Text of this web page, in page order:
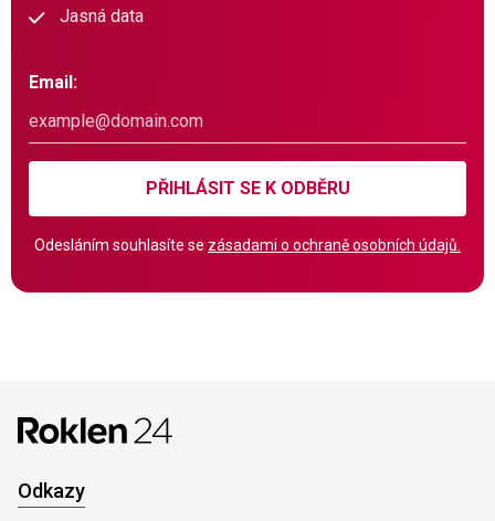
Jasná data
Email:
PŘIHLÁSIT SE K ODBĚRU
Odesláním souhlasíte se zásadami o ochraně osobních údajů.
Odkazy